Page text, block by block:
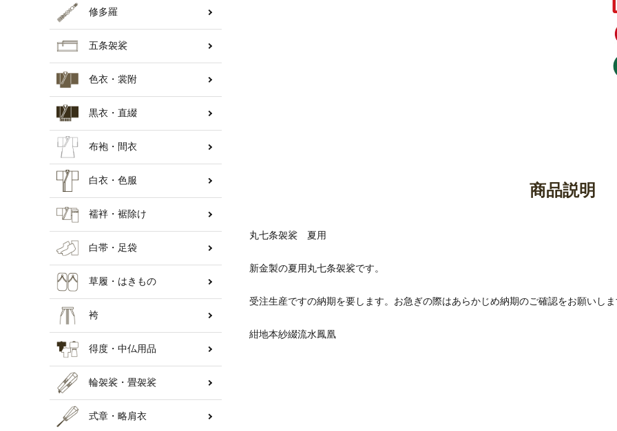
欄間・障子・襖・翠簾 喚鐘・梵鐘・銅
納骨壇
商品説明
丸七条袈裟 夏用
新金製の夏用丸七条袈裟です。
受注生産ですの納期を要します。お急ぎの際はあらかじめ納期のご確認をお願いし
紺地本紗綴流水鳳凰
修多羅
五条袈裟
色衣・裳附
黒衣・直綴
布袍・間衣
白衣・色服
襦袢・裾除け
白帯・足袋
草履・はきもの
袴
得度・中仏用品
輪袈裟・畳袈裟
式章・略肩衣